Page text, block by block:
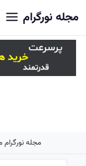
مجله نورگرام
مجله نورگرام